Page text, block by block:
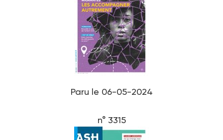
Paru le 06-05-2024
n° 3315